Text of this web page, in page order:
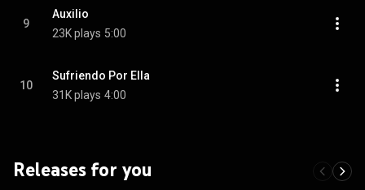
9
Auxilio
23K plays 5:00
10
Sufriendo Por Ella
31K plays 4:00
Releases for you